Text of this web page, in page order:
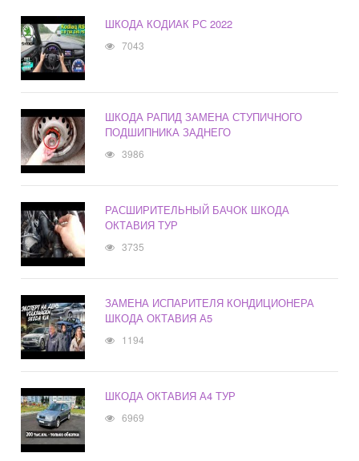
ШКОДА КОДИАК РС 2022
7043
ШКОДА РАПИД ЗАМЕНА СТУПИЧНОГО
ПОДШИПНИКА ЗАДНЕГО
3986
РАСШИРИТЕЛЬНЫЙ БАЧОК ШКОДА
ОКТАВИЯ ТУР
3735
ЗАМЕНА ИСПАРИТЕЛЯ КОНДИЦИОНЕРА
ШКОДА ОКТАВИЯ А5
1194
ШКОДА ОКТАВИЯ А4 ТУР
6969